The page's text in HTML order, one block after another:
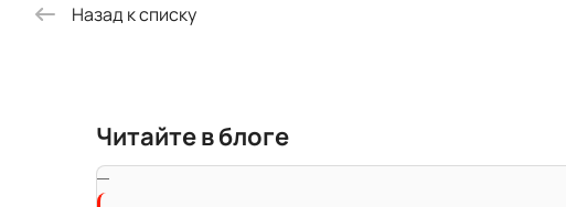
Назад к списку
Читайте в блоге